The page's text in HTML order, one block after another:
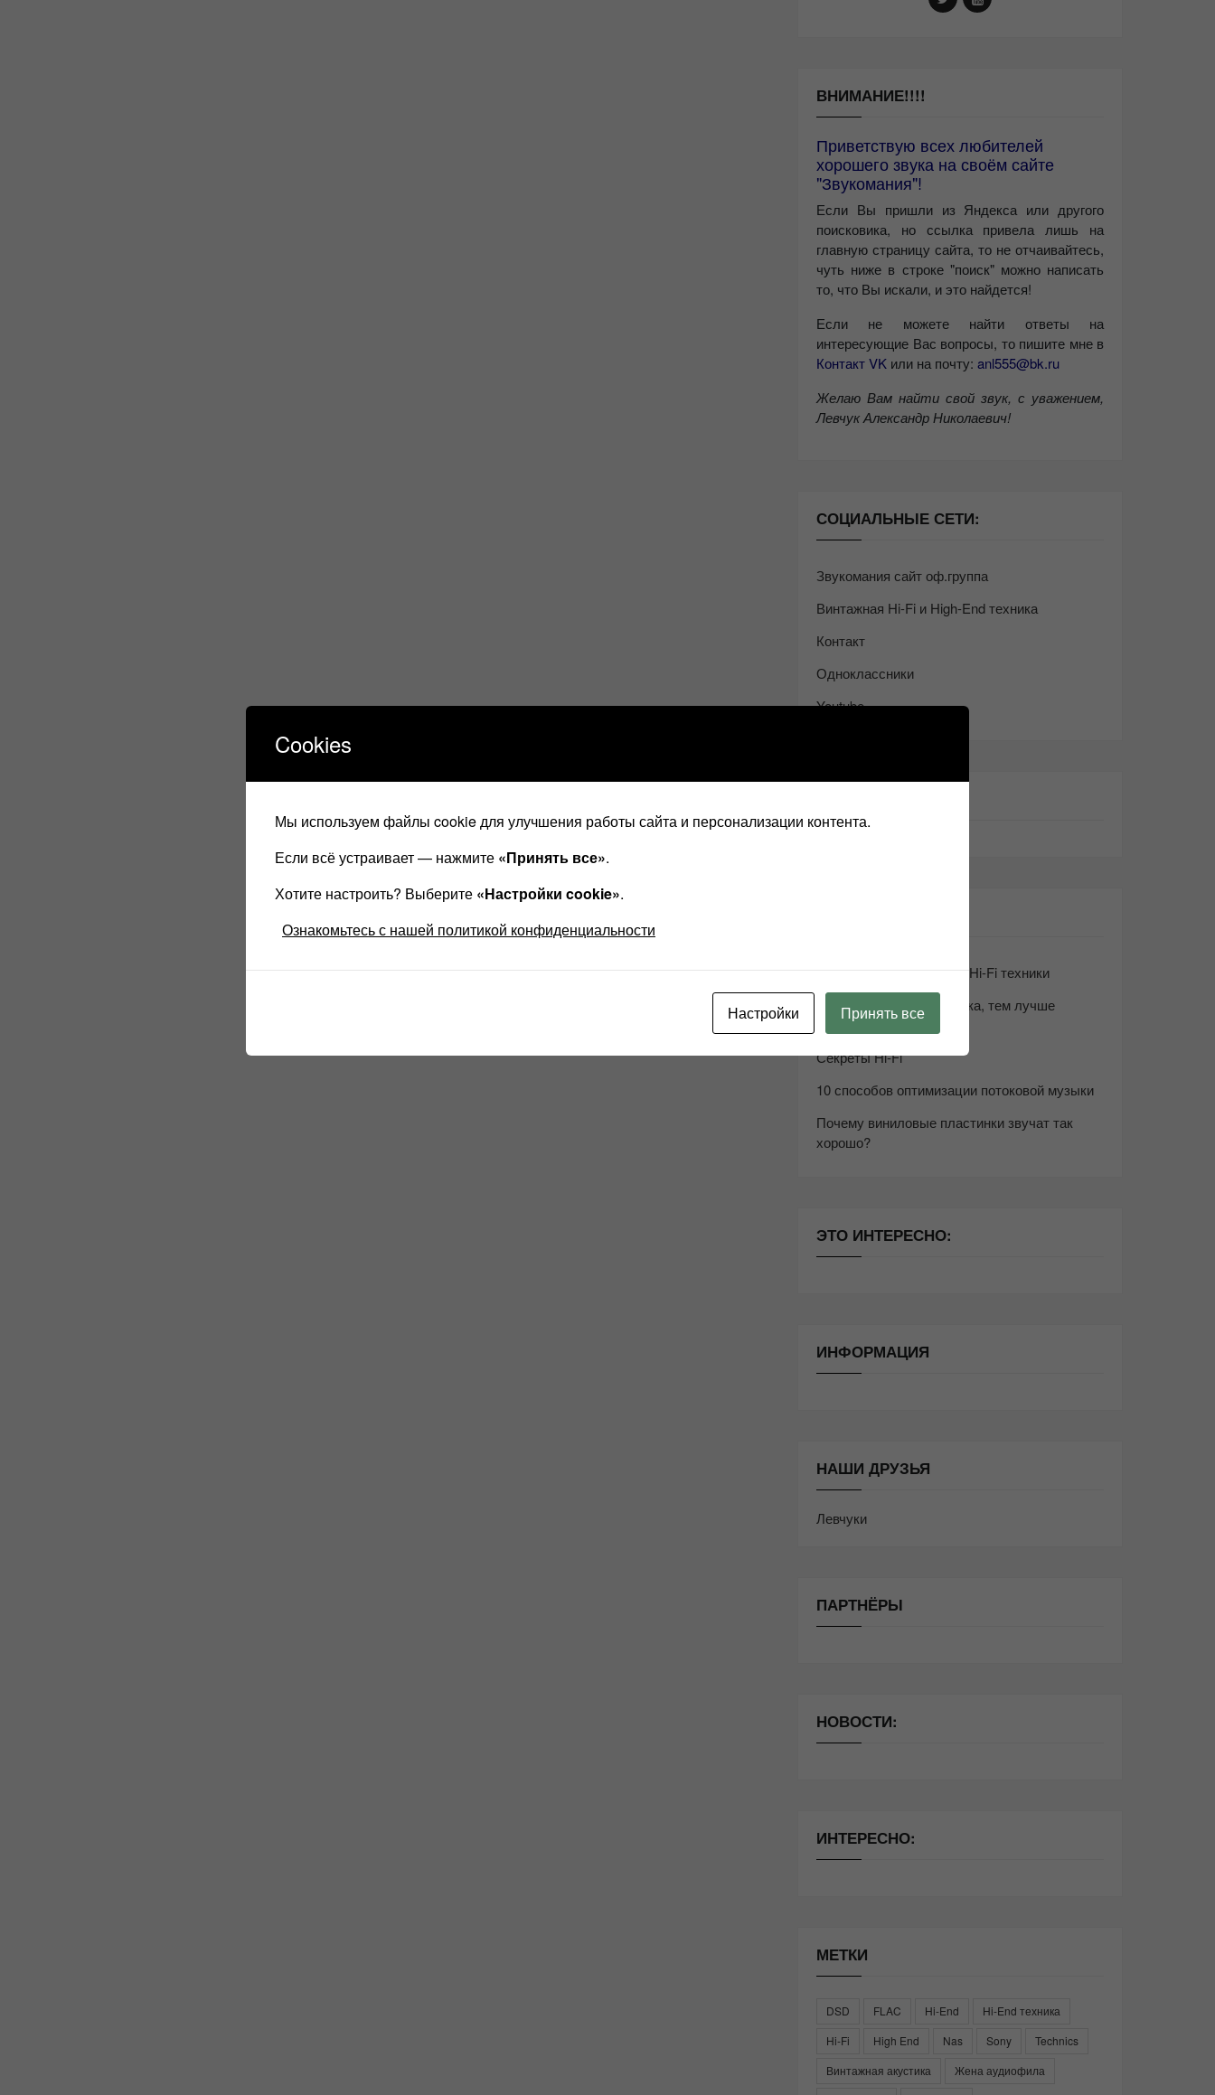
ВНИМАНИЕ!!!!
Приветствую всех любителей
хорошего звука на своём сайте
"Звукомания"!
Если Вы пришли из Яндекса или другого
поисковика, но ссылка привела лишь на
главную страницу сайта, то не отчаивайтесь,
чуть ниже в строке "поиск" можно написать
то, что Вы искали, и это найдется!
Если не можете найти ответы на
интересующие Вас вопросы, то пишите мне в
Контакт VK или на почту: anl555@bk.ru
Желаю Вам найти свой звук, с уважением,
Левчук Александр Николаевич!
СОЦИАЛЬНЫЕ СЕТИ:
Звукомания сайт оф.группа
Винтажная Hi-Fi и High-End техника
Контакт
Одноклассники
Youtube
Возьмите друга в салон Hi-Fi техники
Чем дороже аудиотехника, тем лучше
звучит?
Секреты Hi-Fi
10 способов оптимизации потоковой музыки
Почему виниловые пластинки звучат так
хорошо?
ЭТО ИНТЕРЕСНО:
ИНФОРМАЦИЯ
НАШИ ДРУЗЬЯ
Левчуки
ПАРТНЁРЫ
НОВОСТИ:
ИНТЕРЕСНО:
МЕТКИ
DSD FLAC Hi-End
Hi-End техника
Hi-Fi
High End Nas Sony
Technics
Винтажная акустика
Жена аудиофила
Cookies
Мы используем файлы cookie для улучшения работы сайта и персонализации контента.
Если всё устраивает — нажмите «Принять все».
Хотите настроить? Выберите «Настройки cookie».
Ознакомьтесь с нашей политикой конфиденциальности
Настройки Принять все